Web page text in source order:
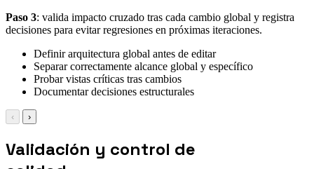
Paso 3: valida impacto cruzado tras cada cambio global y registra
decisiones para evitar regresiones en próximas iteraciones.
Definir arquitectura global antes de editar
Separar correctamente alcance global y específico
Probar vistas críticas tras cambios
Documentar decisiones estructurales
‹ ›
Validación y control de